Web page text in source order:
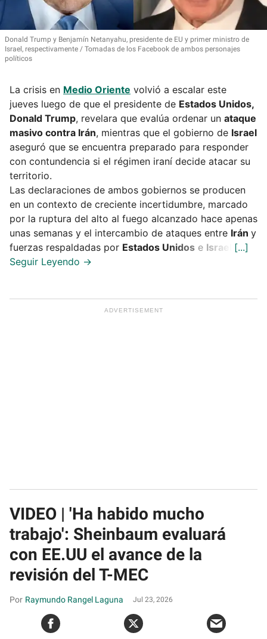
Donald Trump y Benjamín Netanyahu, presidente de EU y primer ministro de
Israel, respectivamente
Tomadas de los Facebook de ambos personajes
políticos
La crisis en Medio Oriente volvió a escalar este
jueves luego de que el presidente de Estados Unidos,
Donald Trump, revelara que evalúa ordenar un ataque
masivo contra Irán, mientras que el gobierno de Israel
aseguró que se encuentra preparado para responder
con contundencia si el régimen iraní decide atacar su
territorio.
Las declaraciones de ambos gobiernos se producen
en un contexto de creciente incertidumbre, marcado
por la ruptura del alto al fuego alcanzado hace apenas
unas semanas y el intercambio de ataques entre Irán y
fuerzas respaldadas por Estados Unidos e Israel
VIDEO | 'Ha habido mucho
trabajo': Sheinbaum evaluará
con EE.UU el avance de la
revisión del T-MEC
Raymundo Rangel Laguna Jul 23, 2026